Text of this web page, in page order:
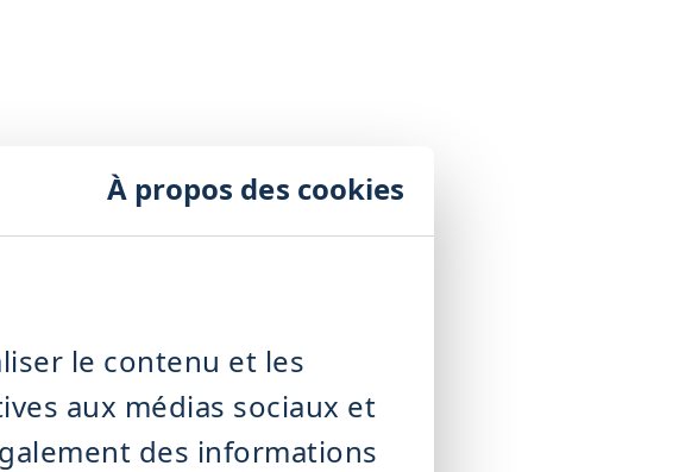
À propos des cookies
le contenu et les
aux médias sociaux et
des informations